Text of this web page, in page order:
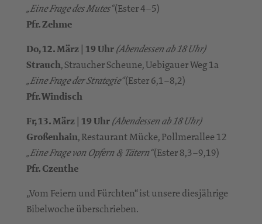
„Eine Frage des Mutes“(Ester 4–5)
Pfr. Zehme
Do, 12. März | 19 Uhr(Abendessen ab 18 Uhr)
Strauch, Straucher Scheune, Uebigauer Weg 1a
„Eine Frage der Strategie“(Ester 6,1–8,2)
Pfr. Windisch
Fr, 13. März | 19 Uhr(Abendessen ab 18 Uhr)
Großenhain, Restaurant Mücke, Pollmerallee 12
„Eine Frage von Opfern & Tätern“(Ester 8,3–9,19)
Pfr. Czenthe
„Vom Feiern und Fürchten“ ist unsere diesjährige
Bibelwoche überschrieben.